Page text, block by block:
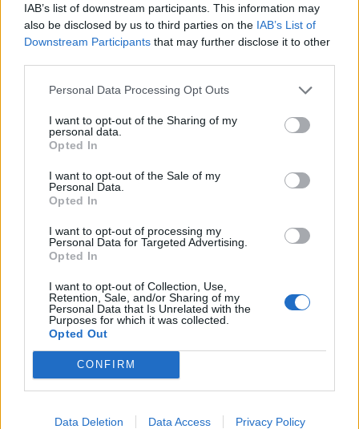
IAB’s list of downstream participants. This information may
also be disclosed by us to third parties on the IAB’s List of
Downstream Participants that may further disclose it to other
Personal Data Processing Opt Outs
I want to opt-out of the Sharing of my
personal data.
Opted In
I want to opt-out of the Sale of my
Personal Data.
Opted In
I want to opt-out of processing my
Personal Data for Targeted Advertising.
Opted In
I want to opt-out of Collection, Use,
Retention, Sale, and/or Sharing of my
Personal Data that Is Unrelated with the
Purposes for which it was collected.
Opted Out
CONFIRM
Data Deletion Data Access Privacy Policy
Elon Musk nuirait gravement à Tesla
selon une étude européenne
Auto Pour Vous 5 août 2026